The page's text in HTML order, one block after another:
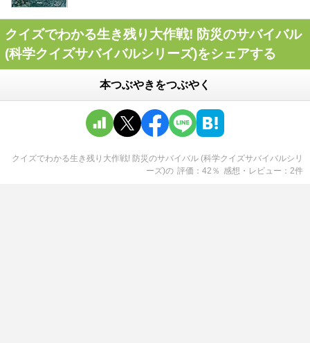
クイズでわかる生き残り大作戦! 防災のサバイバル
(科学クイズサバイバルシリーズ)をシェアする
本つぶやきをつぶやく
クイズでわかる生き残り大作戦! 防災のサバイバル (科学クイズサバイバルシリ
ーズ)の 評価 42 ％ 感想・レビュー 2件